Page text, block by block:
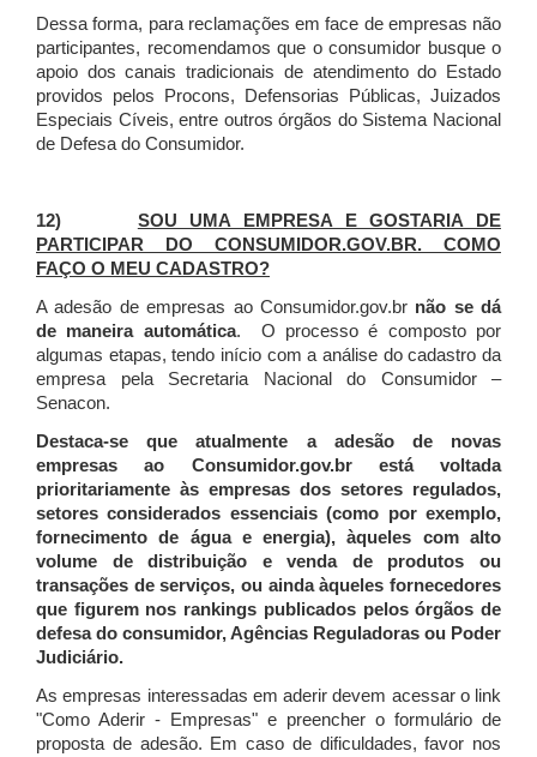
Dessa forma, para reclamações em face de empresas não
participantes, recomendamos que o consumidor busque o
apoio dos canais tradicionais de atendimento do Estado
providos pelos Procons, Defensorias Públicas, Juizados
Especiais Cíveis, entre outros órgãos do Sistema Nacional
de Defesa do Consumidor.
12) SOU UMA EMPRESA E GOSTARIA DE
PARTICIPAR DO CONSUMIDOR.GOV.BR. COMO
FAÇO O MEU CADASTRO?
A adesão de empresas ao Consumidor.gov.br não se dá
de maneira automática. O processo é composto por
algumas etapas, tendo início com a análise do cadastro da
empresa pela Secretaria Nacional do Consumidor –
Senacon.
Destaca-se que atualmente a adesão de novas
empresas ao Consumidor.gov.br está voltada
prioritariamente às empresas dos setores regulados,
setores considerados essenciais (como por exemplo,
fornecimento de água e energia), àqueles com alto
volume de distribuição e venda de produtos ou
transações de serviços, ou ainda àqueles fornecedores
que figurem nos rankings publicados pelos órgãos de
defesa do consumidor, Agências Reguladoras ou Poder
Judiciário.
As empresas interessadas em aderir devem acessar o link
"Como Aderir - Empresas" e preencher o formulário de
proposta de adesão. Em caso de dificuldades, favor nos